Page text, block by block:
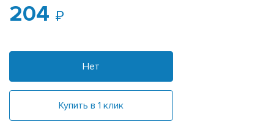
204
Нет
Купить в 1 клик